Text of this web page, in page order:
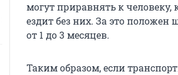
могут приравнять к
ездит без них. За это
от 1 до 3 месяцев.
Таким образом, если